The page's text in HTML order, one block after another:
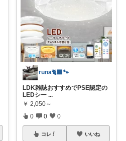
runa🐈‍⬛🐾
LDK雑誌おすすめでPSE認定の
LEDシー ...
￥ 2,050～
0 0 0
コレ いいね